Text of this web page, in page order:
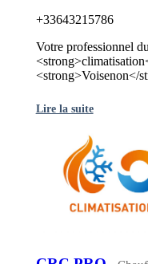
+33643215786
Votre professionnel
<strong>Voisenon</
Lire la suite